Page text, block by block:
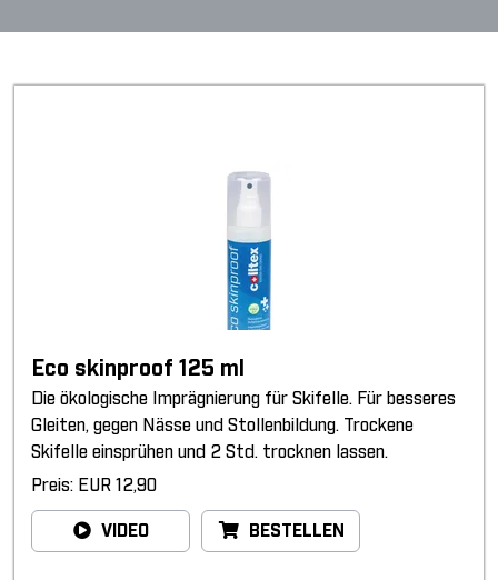
Eco skinproof 125 ml
Die ökologische Imprägnierung für Skifelle. Für besseres
Gleiten, gegen Nässe und Stollenbildung. Trockene
Skifelle einsprühen und 2 Std. trocknen lassen.
Preis: EUR 12,90
VIDEO BESTELLEN